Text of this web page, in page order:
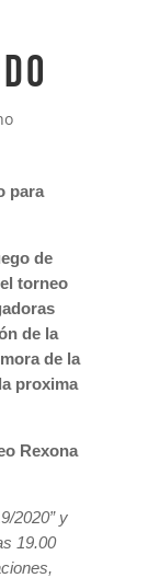
para
de
torneo
de la
de la
proxima
Rexona
2020” y
19.00